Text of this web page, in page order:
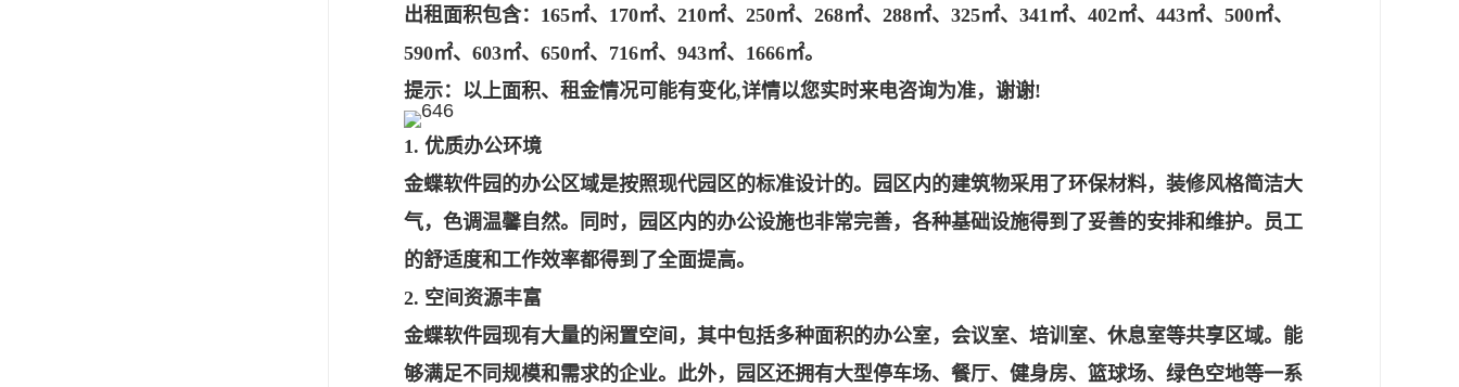
出租面积包含：165㎡、170㎡、210㎡、250㎡、268㎡、288㎡、325㎡、341㎡、402㎡、443㎡、500㎡、
590㎡、603㎡、 650㎡、 716㎡、943㎡、1666㎡。
提示：以上面积、租金情况可能有变化,详情以您实时来电咨询为准，谢谢!
1. 优质办公环境
金蝶软件园的办公区域是按照现代园区的标准设计的。园区内的建筑物采用了环保材料，装修风格简洁大
气，色调温馨自然。同时，园区内的办公设施也非常完善，各种基础设施得到了妥善的安排和维护。员工
的舒适度和工作效率都得到了全面提高。
2. 空间资源丰富
金蝶软件园现有大量的闲置空间，其中包括多种面积的办公室，会议室、培训室、休息室等共享区域。能
够满足不同规模和需求的企业。此外，园区还拥有大型停车场、餐厅、健身房、篮球场、绿色空地等一系